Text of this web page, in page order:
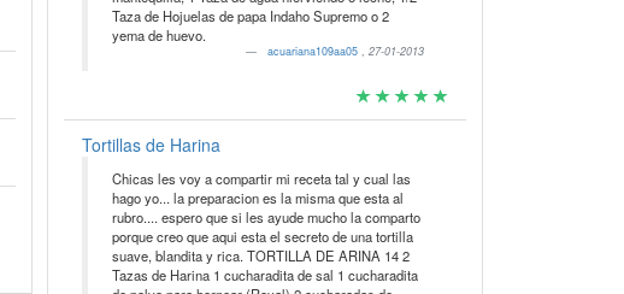
Taza de Hojuelas de papa Indaho Supremo o 2
yema de huevo.
acuariana109aa05,27-01-2013
Tortillas de Harina
Chicas les voy a compartir mi receta tal y cual las
hago yo... la preparacion es la misma que esta al
rubro.... espero que si les ayude mucho la comparto
porque creo que aqui esta el secreto de una tortilla
suave, blandita y rica. TORTILLA DE ARINA 14 2
Tazas de Harina 1 cucharadita de sal 1 cucharadita